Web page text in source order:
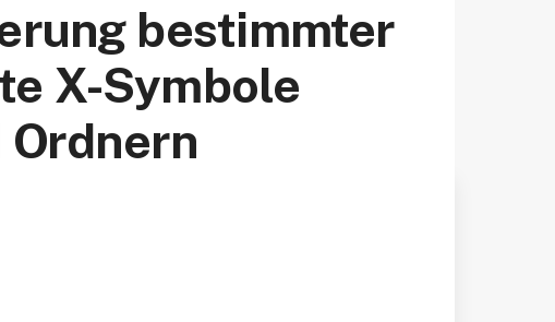
bestimmter
X-Symbole